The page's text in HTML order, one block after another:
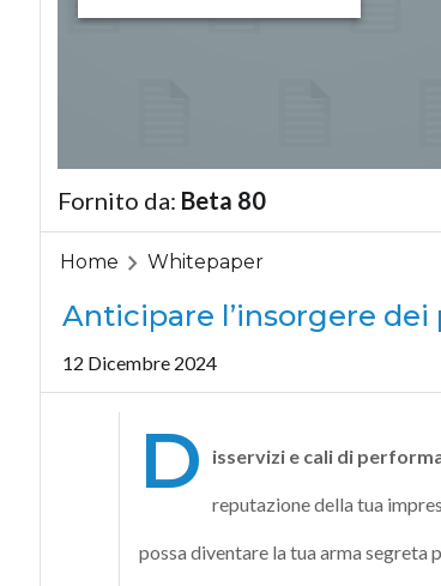
Fornito da: Beta 80
Home Whitepaper
Anticipare l’insorgere
12 Dicembre 2024
D isservizi e cali di
reputazione della tua
possa diventare la tua arma segreta